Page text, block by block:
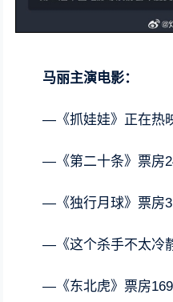
马丽主演电影：
—《抓娃娃》正在热
—《第二十条》票房
—《独行月球》票房
—《这个杀手不太冷
—《东北虎》票房